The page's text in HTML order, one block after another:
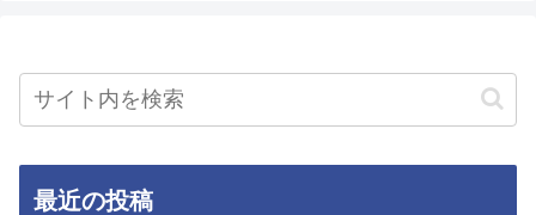
最近の投稿